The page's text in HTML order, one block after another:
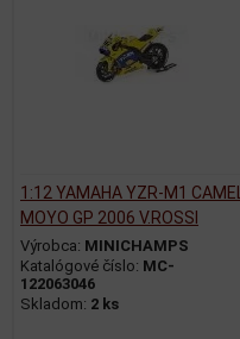
1:12 YAMAHA YZR-M1 CAMEL
MOYO GP 2006 V.ROSSI
Výrobca: MINICHAMPS
Katalógové číslo: MC-
122063046
Skladom: 2 ks